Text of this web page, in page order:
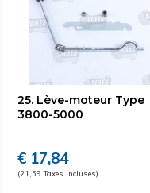
25. Lève-moteur Type
3800-5000
€ 17,84
(21,59 Taxes incluses)